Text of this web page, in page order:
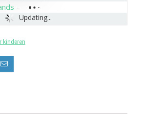
Updating...
-
kinderen